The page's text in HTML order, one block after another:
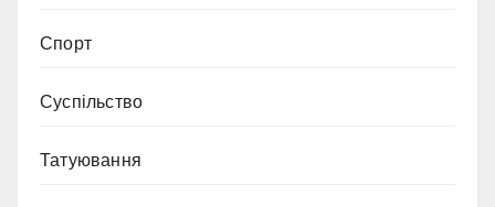
Спорт
Суспільство
Татуювання